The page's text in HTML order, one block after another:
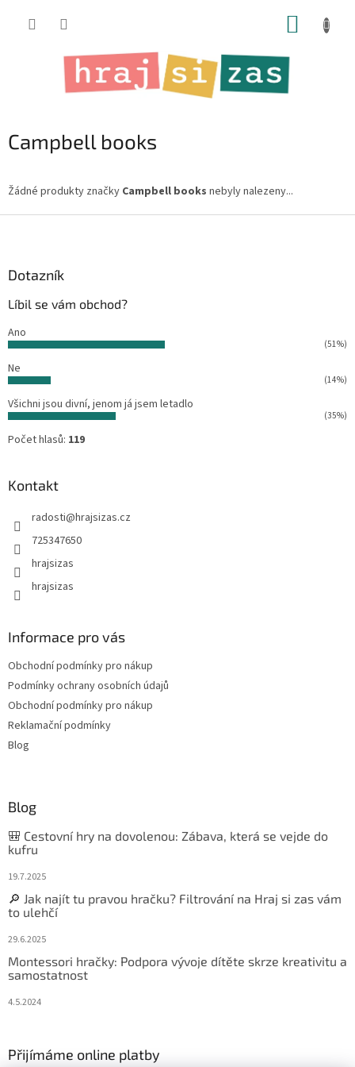
Campbell books
Žádné produkty značky Campbell books nebyly nalezeny...
Dotazník
Líbil se vám obchod?
Ano
(51%)
Ne
(14%)
Všichni jsou divní, jenom já jsem letadlo
(35%)
Počet hlasů: 119
Kontakt
radosti@hrajsizas.cz
725347650
hrajsizas
hrajsizas
Informace pro vás
Obchodní podmínky pro nákup
Podmínky ochrany osobních údajů
Obchodní podmínky pro nákup
Reklamační podmínky
Blog
Blog
🎒 Cestovní hry na dovolenou: Zábava, která se vejde do
kufru
19.7.2025
🔎 Jak najít tu pravou hračku? Filtrování na Hraj si zas vám
to ulehčí
29.6.2025
Montessori hračky: Podpora vývoje dítěte skrze kreativitu a
samostatnost
4.5.2024
Přijímáme online platby